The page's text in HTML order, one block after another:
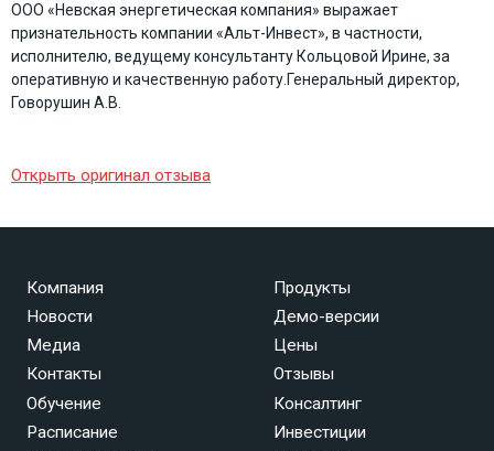
ООО «Невская энергетическая компания» выражает
признательность компании «Альт-Инвест», в частности,
исполнителю, ведущему консультанту Кольцовой Ирине, за
оперативную и качественную работу. Генеральный директор,
Говорушин А.В.
Открыть оригинал отзыва
Компания
Новости
Медиа
Контакты
Продукты
Демо-версии
Цены
Отзывы
Обучение
Расписание
Консалтинг
Инвестиции